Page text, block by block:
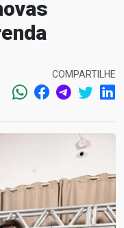
COMPARTILHE